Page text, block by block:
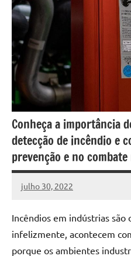
Conheça a importância
detecção de incêndio e
prevenção e no
julho 30, 2022
DafoBrasil
Nenhum
Incêndios em indústrias são
infelizmente, acontecem
porque os ambientes